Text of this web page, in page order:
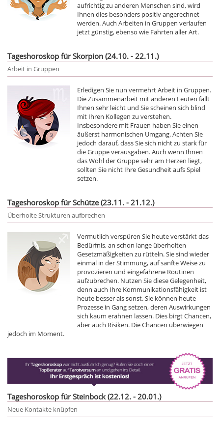
aufrichtig zu anderen Menschen sind, wird
Ihnen dies besonders positiv angerechnet
werden. Auch Arbeiten in Gruppen verlaufen
jetzt günstig, ebenso wie Fahrten aller Art.
Tageshoroskop für Skorpion (24.10. - 22.11.)
Arbeit in Gruppen
Erledigen Sie nun vermehrt Arbeit in Gruppen.
Die Zusammenarbeit mit anderen Leuten fällt
Ihnen sehr leicht und Sie scheinen sich blind
mit Ihren Kollegen zu verstehen.
Insbesondere mit Frauen haben Sie einen
äußerst harmonischen Umgang. Achten Sie
jedoch darauf, dass Sie sich nicht zu stark für
die Gruppe verausgaben. Auch wenn Ihnen
das Wohl der Gruppe sehr am Herzen liegt,
sollten Sie nicht Ihre Gesundheit aufs Spiel
setzen.
Tageshoroskop für Schütze (23.11. - 21.12.)
Überholte Strukturen aufbrechen
Vermutlich verspüren Sie heute verstärkt das
Bedürfnis, an schon lange überholten
Gesetzmäßigkeiten zu rütteln. Sie sind wieder
einmal in der Stimmung, auf sanfte Weise zu
provozieren und eingefahrene Routinen
aufzubrechen. Nutzen Sie diese Gelegenheit,
denn auch Ihre Kommunikationsfähigkeit ist
heute besser als sonst. Sie können heute
Prozesse in Gang setzen, deren Auswirkungen
sich kaum erahnen lassen. Dies birgt Chancen,
aber auch Risiken. Die Chancen überwiegen
jedoch im Moment.
Tageshoroskop für Steinbock (22.12. - 20.01.)
Neue Kontakte knüpfen